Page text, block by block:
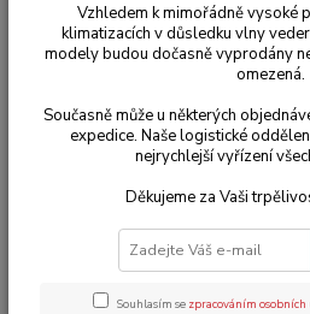
Zahradní technika Stínící textilie
1,8x10m TOMPET Mediumtex (90%) - 13493
Stínící tkanina na
TOMPET
Vzhledem k mimořádně vysoké
klimatizacích v důsledku vlny
modely budou dočasně vyprodány
omezená.
Současně může u některých
expedice. Naše logistické
nejrychlejší vyřízení
Děkujeme za Vaši
Souhlasím se zpracováním osobních